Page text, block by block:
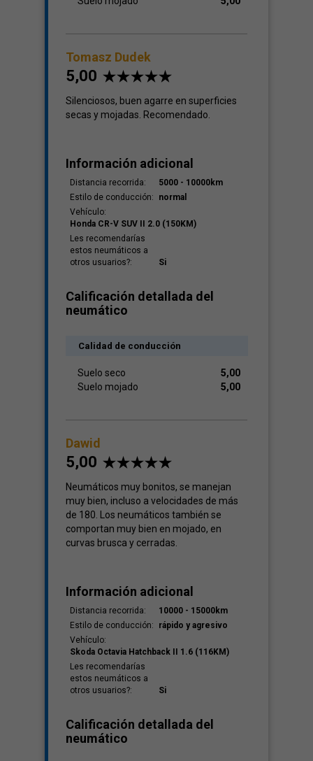
Tomasz Dudek
5,00
Silenciosos, buen agarre en superficies
secas y mojadas. Recomendado.
Información adicional
Distancia recorrida:
5000 - 10000km
Estilo de conducción:
normal
Vehículo:
Honda CR-V SUV II 2.0 (150KM)
Les recomendarías
estos neumáticos a
otros usuarios?:
Si
Calificación detallada del
neumático
Calidad de conducción
Suelo seco
5,00
Suelo mojado
5,00
Dawid
5,00
Neumáticos muy bonitos, se manejan
muy bien, incluso a velocidades de más
de 180. Los neumáticos también se
comportan muy bien en mojado, en
curvas brusca y cerradas.
Información adicional
Distancia recorrida:
10000 - 15000km
Estilo de conducción:
rápido y agresivo
Vehículo:
Skoda Octavia Hatchback II 1.6 (116KM)
Les recomendarías
estos neumáticos a
otros usuarios?:
Si
Calificación detallada del
neumático